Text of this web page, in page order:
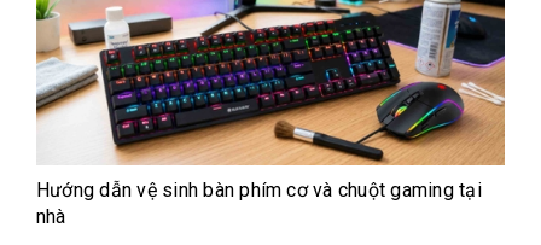
Hướng dẫn vệ sinh bàn phím cơ và chuột gaming tại
nhà